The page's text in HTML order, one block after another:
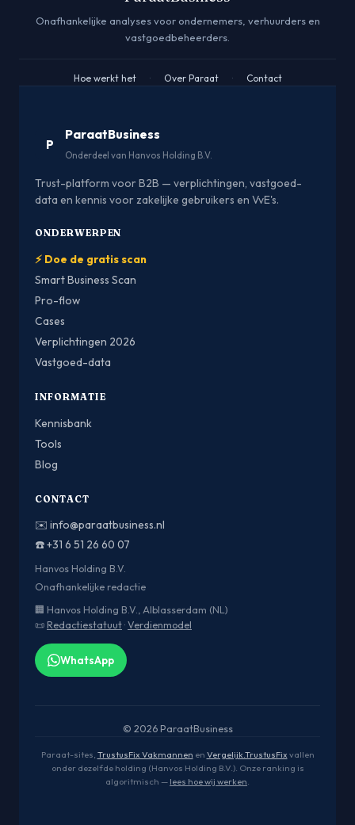
Onafhankelijke analyses voor ondernemers, verhuurders en
vastgoedbeheerders.
Hoe werkt het · Over Paraat · Contact
P
ParaatBusiness
Onderdeel van Hanvos Holding B.V.
Trust-platform voor B2B — verplichtingen, vastgoed-
data en kennis voor zakelijke gebruikers en VvE's.
ONDERWERPEN
⚡ Doe de gratis scan
Smart Business Scan
Pro-flow
Cases
Verplichtingen 2026
Vastgoed-data
INFORMATIE
Kennisbank
Tools
Blog
CONTACT
✉️ info@paraatbusiness.nl
☎️+31 6 51 26 60 07
Hanvos Holding B.V.
Onafhankelijke redactie
🏢 Hanvos Holding B.V., Alblasserdam (NL)
📜 Redactiestatuut · Verdienmodel
WhatsApp
© 2026 ParaatBusiness
Paraat-sites, TrustusFix Vakmannen en Vergelijk.TrustusFix vallen
onder dezelfde holding (Hanvos Holding B.V.). Onze ranking is
algoritmisch — lees hoe wij werken.